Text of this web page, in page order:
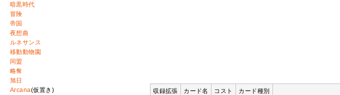
収録拡張 カード名 コスト カード種別
暗黒時代
冒険
帝国
夜想曲
ルネサンス
移動動物園
同盟
略奪
旭日
Arcana(仮置き)